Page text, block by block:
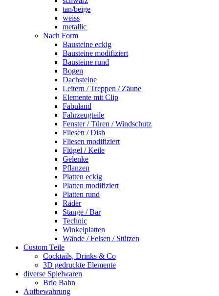
tan/beige
weiss
metallic
Nach Form
Bausteine eckig
Bausteine modifiziert
Bausteine rund
Bogen
Dachsteine
Leitern / Treppen / Zäune
Elemente mit Clip
Fabuland
Fahrzeugteile
Fenster / Türen / Windschutz
Fliesen / Dish
Fliesen modifiziert
Flügel / Keile
Gelenke
Pflanzen
Platten eckig
Platten modifiziert
Platten rund
Räder
Stange / Bar
Technic
Winkelplatten
Wände / Felsen / Stützen
Custom Teile
Cocktails, Drinks & Co
3D gedruckte Elemente
diverse Spielwaren
Brio Bahn
Aufbewahrung